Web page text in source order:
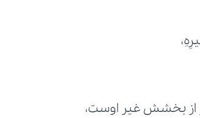
بخشش غیر اوست،